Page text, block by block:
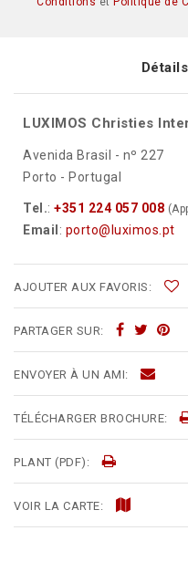
LUXIMOS Christies
Avenida Brasil - nº 227
Porto - Portugal
Tel.: +351 224 057 008
Email : porto@luximos.pt
AJOUTER AUX FAVORIS:
PARTAGER SUR:
ENVOYER À UN AMI:
TÉLÉCHARGER BROCHURE:
PLANT (PDF):
VOIR LA CARTE: